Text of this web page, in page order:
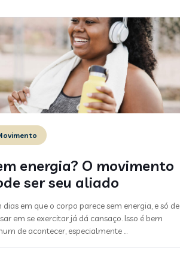
energia? O movimento
ser seu aliado
dias em que o corpo parece sem energia, e só de
em se exercitar já dá cansaço. Isso é bem
de acontecer, especialmente …